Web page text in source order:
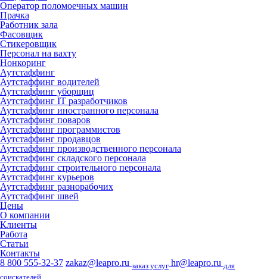
Оператор поломоечных машин
Прачка
Работник зала
Фасовщик
Стикеровщик
Персонал на вахту
Нонкоринг
Аутстаффинг
Аутстаффинг водителей
Аутстаффинг уборщиц
Аутстаффинг IT разработчиков
Аутстаффинг иностранного персонала
Аутстаффинг поваров
Аутстаффинг программистов
Аутстаффинг продавцов
Аутстаффинг производственного персонала
Аутстаффинг складского персонала
Аутстаффинг строительного персонала
Аутстаффинг курьеров
Аутстаффинг разнорабочих
Аутстаффинг швей
Цены
О компании
Клиенты
Работа
Статьи
Контакты
8 800 555-32-37 zakaz@leapro.ru заказ услуг hr@leapro.ru для
соискателей